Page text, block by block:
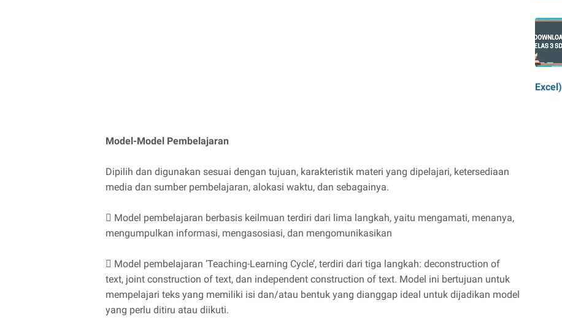
Model-Model Pembelajaran
Dipilih dan digunakan sesuai dengan tujuan, karakteristik materi yang dipelajari, ketersediaan
media dan sumber pembelajaran, alokasi waktu, dan sebagainya.
 Model pembelajaran berbasis keilmuan terdiri dari lima langkah, yaitu mengamati, menanya,
mengumpulkan informasi, mengasosiasi, dan mengomunikasikan
 Model pembelajaran ‘Teaching-Learning Cycle’, terdiri dari tiga langkah: deconstruction of
text, joint construction of text, dan independent construction of text. Model ini bertujuan untuk
mempelajari teks yang memiliki isi dan/atau bentuk yang dianggap ideal untuk dijadikan model
yang perlu ditiru atau diikuti.
Excel)